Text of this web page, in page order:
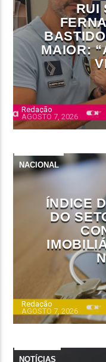
RUI
MAIOR:
Redação
AGOSTO 7, 2026
NACIONAL
ÍNDICE
DO
Redação
AGOSTO 7, 2026
NOTÍCIAS